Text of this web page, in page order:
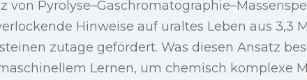
von
Hinweise auf uraltes Leben aus 3,3
zutage gefördert. Was diesen Ansatz
Lernen, um chemisch komplexe